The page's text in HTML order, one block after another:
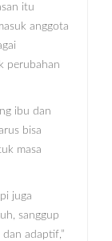
itu
anggota
perubahan
ibu dan
bisa
masa
juga
sanggup
adaptif,”